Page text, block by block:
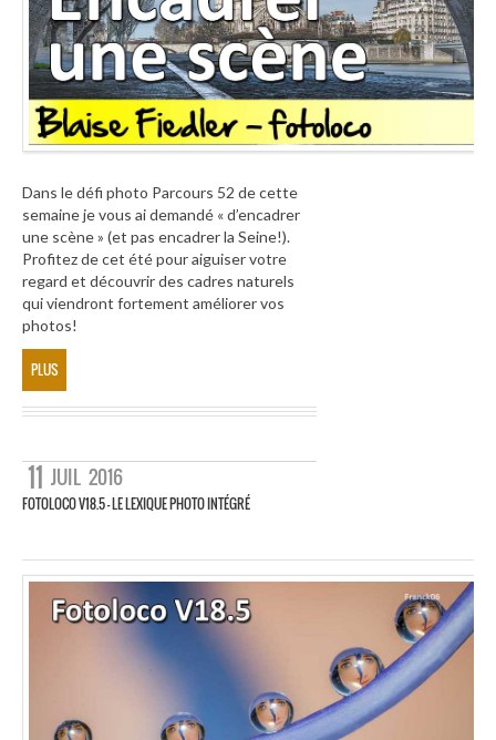
Dans le défi photo Parcours 52 de cette
semaine je vous ai demandé « d’encadrer
une scène » (et pas encadrer la Seine!).
Profitez de cet été pour aiguiser votre
regard et découvrir des cadres naturels
qui viendront fortement améliorer vos
photos!
PLUS
11 JUIL 2016
FOTOLOCO V18.5 – LE LEXIQUE PHOTO INTÉGRÉ